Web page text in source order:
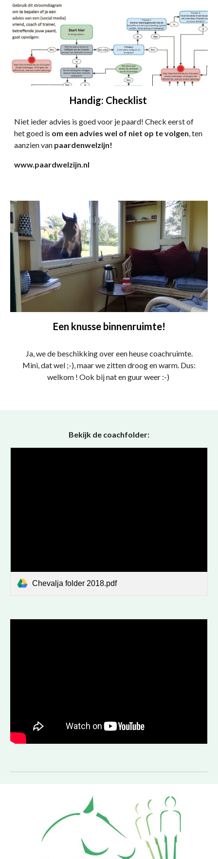
Handig: Checklist
Niet ieder advies is goed voor je paard! Check eerst of
het goed is om een advies wel of niet op te volgen, ten
aanzien van paardenwelzijn!
www.paardwelzijn.nl
Een knusse binnenruimte!
Ja, we de beschikking over een heuse coachruimte.
Mini, dat wel ;-), maar we zitten droog en warm. Dus:
welkom ! Ook bij nat en guur weer :-)
Bekijk de coachfolder:
Chevalja folder 2018.pdf